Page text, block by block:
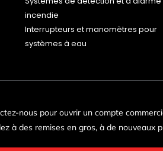
incendie
Interrupteurs et manomètres pour
systèmes à eau
nous pour ouvrir un compte
à des remises en gros, à de nouveaux